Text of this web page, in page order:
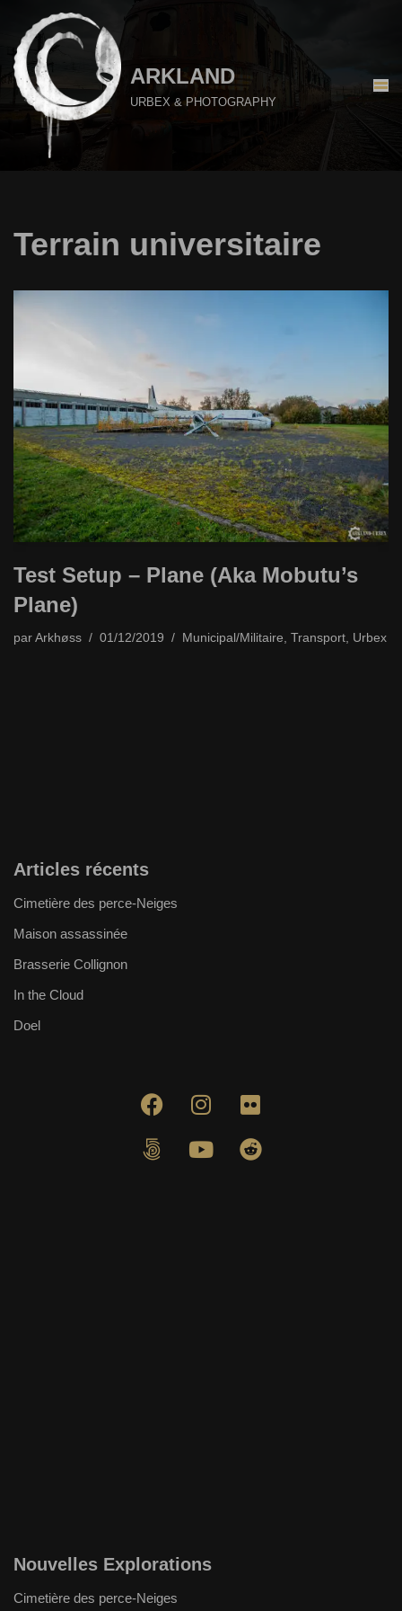
Aller
au
contenu
ARKLAND
URBEX & PHOTOGRAPHY
Terrain universitaire
Test Setup – Plane (Aka Mobutu’s
Plane)
par Arkhøss 01/12/2019 Municipal/Militaire, Transport, Urbex
Articles récents
Cimetière des perce-Neiges
Maison assassinée
Brasserie Collignon
In the Cloud
Doel
Nouvelles Explorations
Cimetière des perce-Neiges